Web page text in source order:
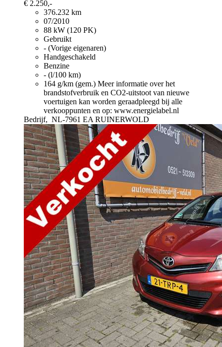
€ 2.250,-
376.232 km
07/2010
88 kW (120 PK)
Gebruikt
- (Vorige eigenaren)
Handgeschakeld
Benzine
- (l/100 km)
164 g/km (gem.) Meer informatie over het
brandstofverbruik en CO2-uitstoot van nieuwe
voertuigen kan worden geraadpleegd bij alle
verkooppunten en op: www.energielabel.nl
Bedrijf, NL-7961 EA RUINERWOLD